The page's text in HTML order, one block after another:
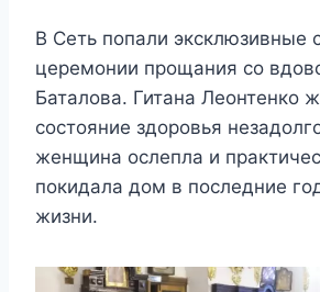
В Сеть попали эксклюзивные
церемонии прощания со
Баталова. Гитана Леонтенко
состояние здоровья
женщина ослепла и
покидала дом в последние
жизни.